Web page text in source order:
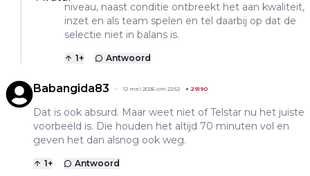
niveau, naast conditie ontbreekt het aan kwaliteit,
inzet en als team spelen en tel daarbij op dat de
selectie niet in balans is.
1+ Antwoord
Babangida83 12 mei 2026 om 22:52 + 29190
Dat is ook absurd. Maar weet niet of Telstar nu het juiste
voorbeeld is. Die houden het altijd 70 minuten vol en
geven het dan alsnog ook weg.
1+ Antwoord